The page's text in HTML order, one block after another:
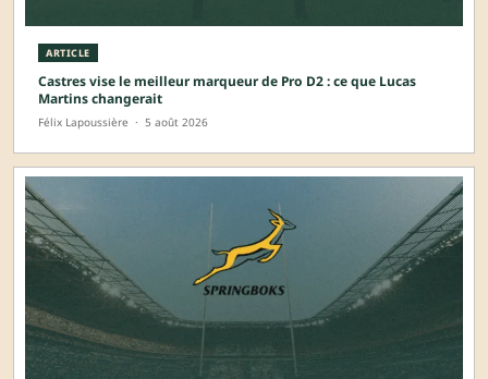
ARTICLE
Castres vise le meilleur marqueur de Pro D2 : ce que Lucas
Martins changerait
Félix Lapoussière · 5 août 2026